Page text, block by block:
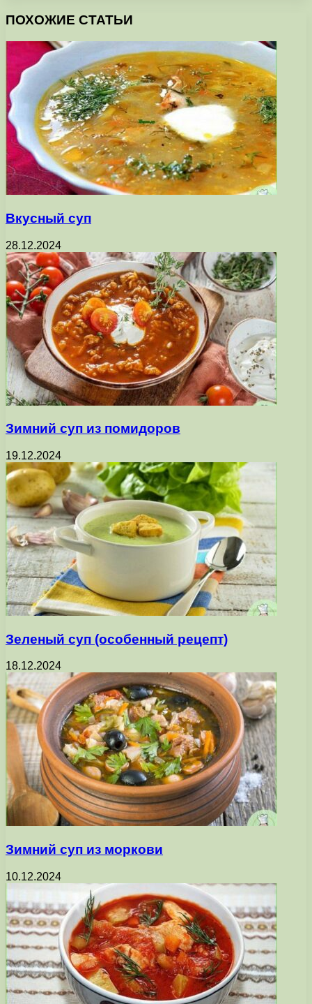
ПОХОЖИЕ СТАТЬИ
Вкусный суп
28.12.2024
Зимний суп из помидоров
19.12.2024
Зеленый суп (особенный рецепт)
18.12.2024
Зимний суп из моркови
10.12.2024